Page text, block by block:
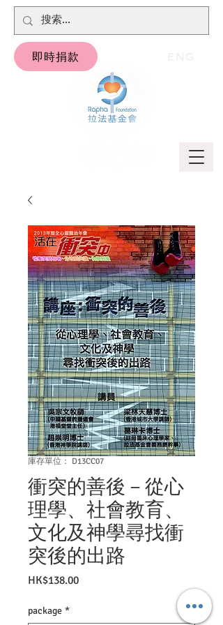
即時捐款
庫存單位： D13CC07
衝突的善後－從心
理學、社會教育、
文化及神學尋找衝
突後的出路
HK$138.00價
package *